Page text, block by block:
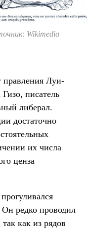
Wikimedia
правления Луи-
писатель
либерал.
достаточно
их числа
ценза
редко проводил
как из рядов